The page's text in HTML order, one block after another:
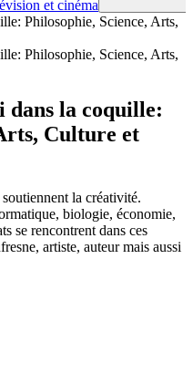
et cinéma
Philosophie, Science, Arts,
Philosophie, Science, Arts,
dans la coquille:
Culture et
la créativité.
biologie, économie,
se rencontrent dans ces
artiste, auteur mais aussi